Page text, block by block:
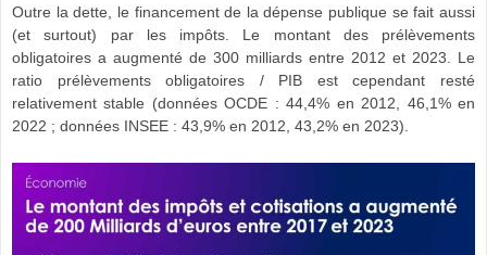
Outre la dette, le financement de la dépense publique se fait aussi
(et surtout) par les impôts. Le montant des prélèvements
obligatoires a augmenté de 300 milliards entre 2012 et 2023. Le
ratio prélèvements obligatoires / PIB est cependant resté
relativement stable (données OCDE : 44,4% en 2012, 46,1% en
2022 ; données INSEE : 43,9% en 2012, 43,2% en 2023).